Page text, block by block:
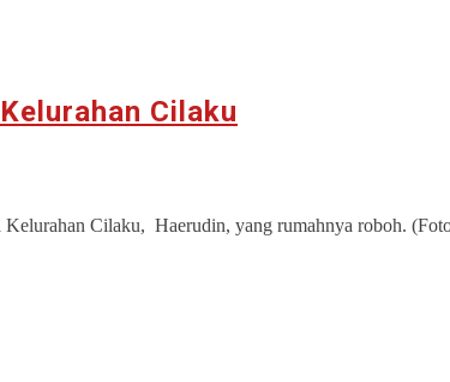
Cilaku
Cilaku, Haerudin, yang rumahnya roboh.